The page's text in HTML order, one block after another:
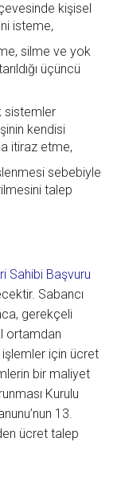
kişisel
isteme,
silme ve yok
üçüncü
sistemler
kendisi
itiraz etme,
sebebiyle
talep
Sahibi Başvuru
Sabancı
gerekçeli
ortamdan
için ücret
bir maliyet
Kurulu
13.
ücret talep